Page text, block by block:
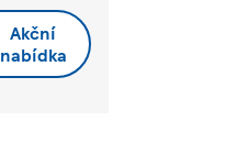
Akční
nabídka